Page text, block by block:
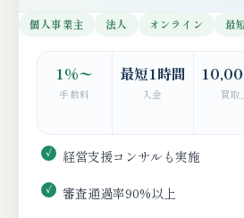
個人事業主 法人 オンライン 最
1%〜
手数料
最短1時間
入金 買取
経営支援コンサルも実施
審査通過率90%以上